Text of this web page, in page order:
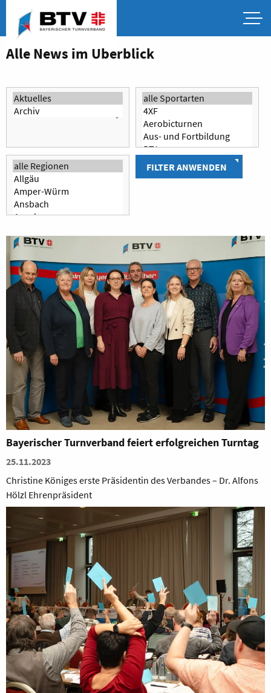
Alle News im Überblick
FILTER ANWENDEN
Bayerischer Turnverband feiert erfolgreichen Turntag
25.11.2023
Christine Königes erste Präsidentin des Verbandes – Dr. Alfons
Hölzl Ehrenpräsident